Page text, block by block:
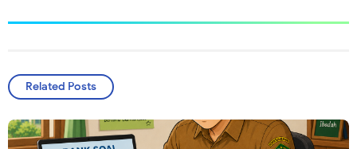
Related Posts